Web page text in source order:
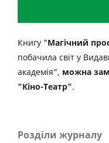
Книгу "Магічний
побачила світ у
академія", можна
"Кіно-Театр".
Розділи журналу